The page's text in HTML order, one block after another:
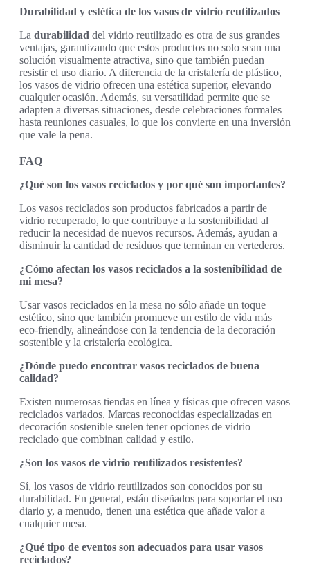
Durabilidad y estética de los vasos de vidrio reutilizados
La durabilidad del vidrio reutilizado es otra de sus grandes
ventajas, garantizando que estos productos no solo sean una
solución visualmente atractiva, sino que también puedan
resistir el uso diario. A diferencia de la cristalería de plástico,
los vasos de vidrio ofrecen una estética superior, elevando
cualquier ocasión. Además, su versatilidad permite que se
adapten a diversas situaciones, desde celebraciones formales
hasta reuniones casuales, lo que los convierte en una inversión
que vale la pena.
FAQ
¿Qué son los vasos reciclados y por qué son importantes?
Los vasos reciclados son productos fabricados a partir de
vidrio recuperado, lo que contribuye a la sostenibilidad al
reducir la necesidad de nuevos recursos. Además, ayudan a
disminuir la cantidad de residuos que terminan en vertederos.
¿Cómo afectan los vasos reciclados a la sostenibilidad de
mi mesa?
Usar vasos reciclados en la mesa no sólo añade un toque
estético, sino que también promueve un estilo de vida más
eco-friendly, alineándose con la tendencia de la decoración
sostenible y la cristalería ecológica.
¿Dónde puedo encontrar vasos reciclados de buena
calidad?
Existen numerosas tiendas en línea y físicas que ofrecen vasos
reciclados variados. Marcas reconocidas especializadas en
decoración sostenible suelen tener opciones de vidrio
reciclado que combinan calidad y estilo.
¿Son los vasos de vidrio reutilizados resistentes?
Sí, los vasos de vidrio reutilizados son conocidos por su
durabilidad. En general, están diseñados para soportar el uso
diario y, a menudo, tienen una estética que añade valor a
cualquier mesa.
¿Qué tipo de eventos son adecuados para usar vasos
reciclados?